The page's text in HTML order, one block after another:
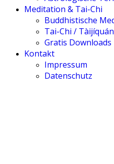
Meditation & Tai-Chi
Buddhistische
Tai-Chi / Tàijíquán
Gratis Downloads
Kontakt
Impressum
Datenschutz